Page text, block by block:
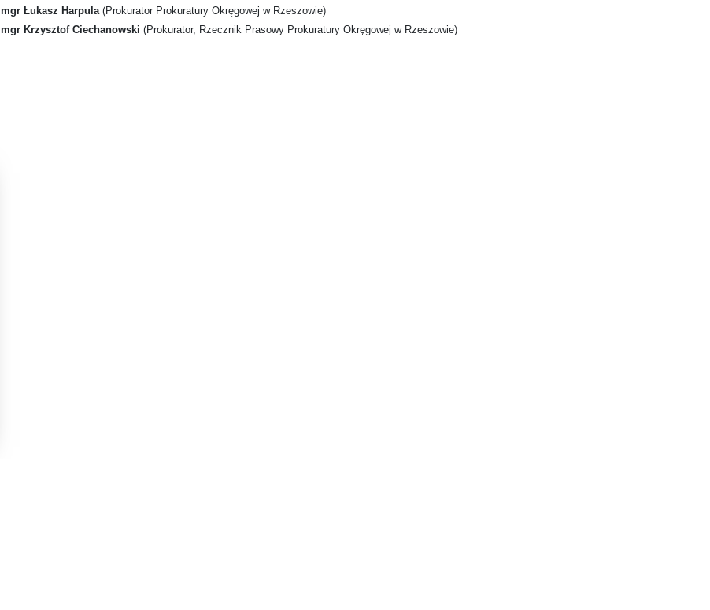
mgr Łukasz Harpula (Prokurator Prokuratury Okręgowej w Rzeszowie)
mgr Krzysztof Ciechanowski (Prokurator, Rzecznik Prasowy Prokuratury Okręgowej w Rzeszowie)